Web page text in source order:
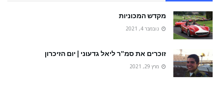
מקדש המכוניות
נובמבר 4, 2021
זוכרים את סמ"ר ליאל גדעוני | יום הזיכרון
מרץ 29, 2021